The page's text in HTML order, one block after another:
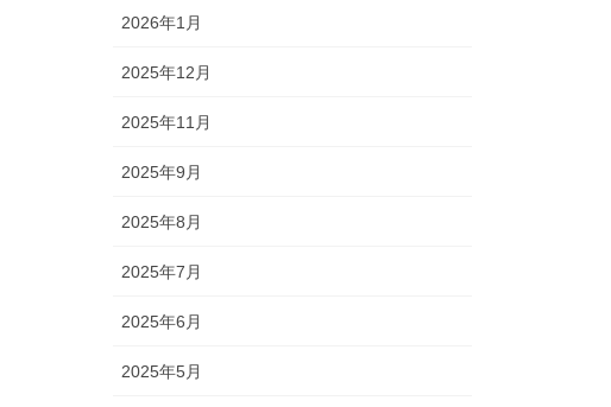
2026年1月
2025年12月
2025年11月
2025年9月
2025年8月
2025年7月
2025年6月
2025年5月